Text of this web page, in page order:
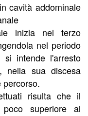
cavità addominale
inizia nel terzo
nel periodo
si intende l'arresto
nella sua discesa
percorso.
risulta che il
poco superiore al